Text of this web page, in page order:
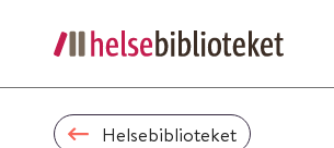
Helsebiblioteket